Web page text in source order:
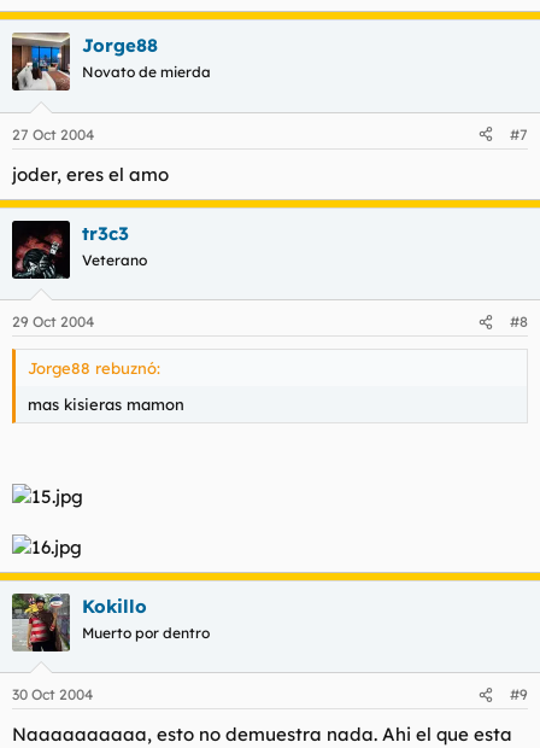
Jorge88
Novato de mierda
27 Oct 2004 #7
joder, eres el amo
tr3c3
Veterano
29 Oct 2004 #8
Jorge88 rebuznó:
mas kisieras mamon
Kokillo
Muerto por dentro
30 Oct 2004 #9
Naaaaaaaaaa, esto no demuestra nada. Ahi el que esta